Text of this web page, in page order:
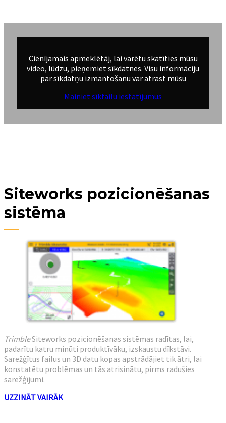
Cienījamais apmeklētāj, lai varētu skatīties mūsu
video, lūdzu, pieņemiet sīkdatnes. Visu informāciju
par sīkdatņu izmantošanu var atrast mūsu
Mainiet sīkfailu iestatījumus
Siteworks pozicionēšanas
sistēma
TrimbleSiteworks pozicionēšanas sistēmas radītas, lai,
padarītu katru minūti produktīvāku, izskaustu dīkstāvi.
Sarežģītus failus un 3D datu kopas apstrādājiet tik ātri, lai
konstatētu problēmas un tās atrisinātu, pirms radušies
sarežģījumi.
UZZINĀT VAIRĀK